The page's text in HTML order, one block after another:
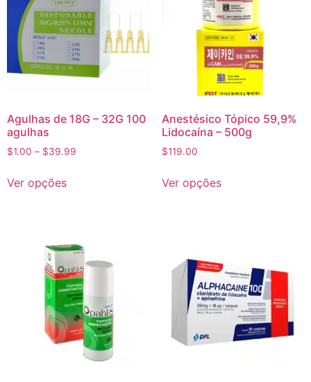
Agulhas de 18G – 32G 100
agulhas
$1.00 – $39.99
Ver opções
Anestésico Tópico 59,9%
Lidocaína – 500g
$119.00
Ver opções